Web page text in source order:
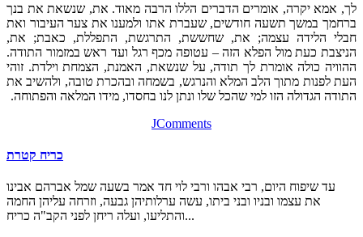
לך, אמא יקרה, אומרים הדברים הללו הרבה מאוד. את, שנשאת את בנך
ברחמך במשך תשעה חודשים, שעברת אתו ולמענו את צער העיבור ואת
חבלי הלידה עצמה; את, שחששת, התרגשת, התפללת, כאבת; את,
הניצבת כעת מול הפלא הזה – עטופה מכף רגל ועד ראש במזמור התודה.
ההוויה כולה אומרת לך תודה, על שנשאת, האמנת, הצמחת וילדת. זוהי
העת לפנות מתוך הלב המלא והנרגש, בשמחה ובהכרת טובה, ולהשיב את
התודה הגדולה הזו למי שהכל שלו ונתן לנו בחסדו, מידו המלאה והפתוחה.
новим клієнтам МФО. В любое время суток с
круглосуточно на карту без отказа
хотите взятькредит без процентов на карту
в Украине
поискать неизвестные МФО. Моментальне оформлення без
кредит в інтернеті
JComments
כריח קטרת
עד שיפוח היום, רבי אבהו ורבי לוי חד אמר בשעה שמל אברהם אבינו
את עצמו ובניו ובני ביתו, עשה ערלותיהן גבעה, וזרחה עליהן החמה
והתליעו, ועלה ריחן לפני הקב"ה כריח...